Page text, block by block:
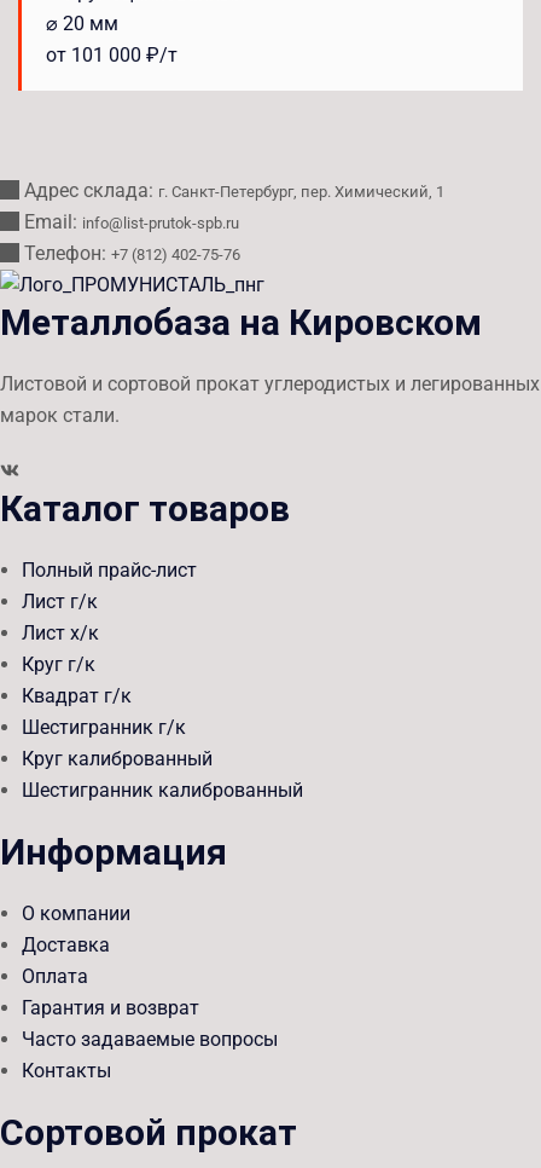
⌀ 20 мм
от 101 000 ₽/т
Адрес склада: г. Санкт-Петербург, пер. Химический, 1
Email: info@list-prutok-spb.ru
Телефон: +7 (812) 402-75-76
Металлобаза на Кировском
Листовой и сортовой прокат углеродистых и легированных
марок стали.
Каталог товаров
Полный прайс-лист
Лист г/к
Лист х/к
Круг г/к
Квадрат г/к
Шестигранник г/к
Круг калиброванный
Шестигранник калиброванный
Информация
О компании
Доставка
Оплата
Гарантия и возврат
Часто задаваемые вопросы
Контакты
Сортовой прокат